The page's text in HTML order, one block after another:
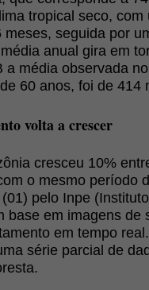
tropical seco,
seguida por
anual gira em
a média observada
60 anos, foi de 414
volta a crescer
cresceu 10%
o mesmo período
pelo Inpe
base em imagens de
em tempo
série parcial de